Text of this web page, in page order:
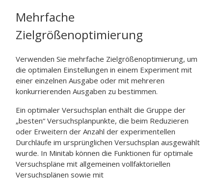
Mehrfache
Zielgrößenoptimierung
Verwenden Sie mehrfache Zielgrößenoptimierung, um
die optimalen Einstellungen in einem Experiment mit
einer einzelnen Ausgabe oder mit mehreren
konkurrierenden Ausgaben zu bestimmen.
Ein optimaler Versuchsplan enthält die Gruppe der
„besten“ Versuchsplanpunkte, die beim Reduzieren
oder Erweitern der Anzahl der experimentellen
Durchläufe im ursprünglichen Versuchsplan ausgewählt
wurde. In Minitab können die Funktionen für optimale
Versuchspläne mit allgemeinen vollfaktoriellen
Versuchsplänen sowie mit